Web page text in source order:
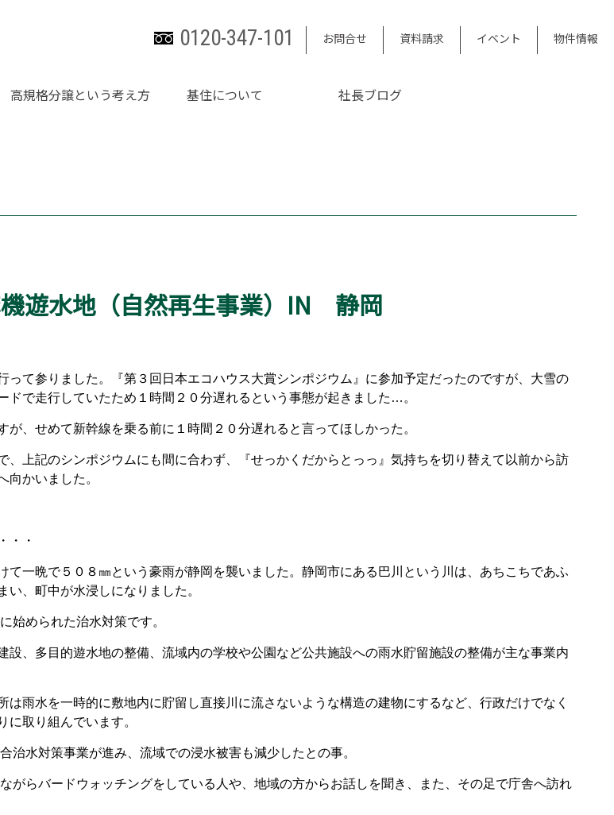
0120-347-101 お問合せ 資料請求 イベント 物件情報
高規格分譲という考え方 基住について 社長ブログ
遊水地（自然再生事業）IN 静岡
て参りました。『第３回日本エコハウス大賞シンポジウム』に参加予定だったのですが、大雪の
ドで走行していたため１時間２０分遅れるという事態が起きました…。
が、せめて新幹線を乗る前に１時間２０分遅れると言ってほしかった。
、上記のシンポジウムにも間に合わず、『せっかくだからとっっ』気持ちを切り替えて以前から訪
向かいました。
・・
て一晩で５０８㎜という豪雨が静岡を襲いました。静岡市にある巴川という川は、あちこちであふ
、町中が水浸しになりました。
始められた治水対策です。
設、多目的遊水地の整備、流域内の学校や公園など公共施設への雨水貯留施設の整備が主な事業内
は雨水を一時的に敷地内に貯留し直接川に流さないような構造の建物にするなど、行政だけでなく
に取り組んでいます。
治水対策事業が進み、流域での浸水被害も減少したとの事。
がらバードウォッチングをしている人や、地域の方からお話しを聞き、また、その足で庁舎へ訪れ